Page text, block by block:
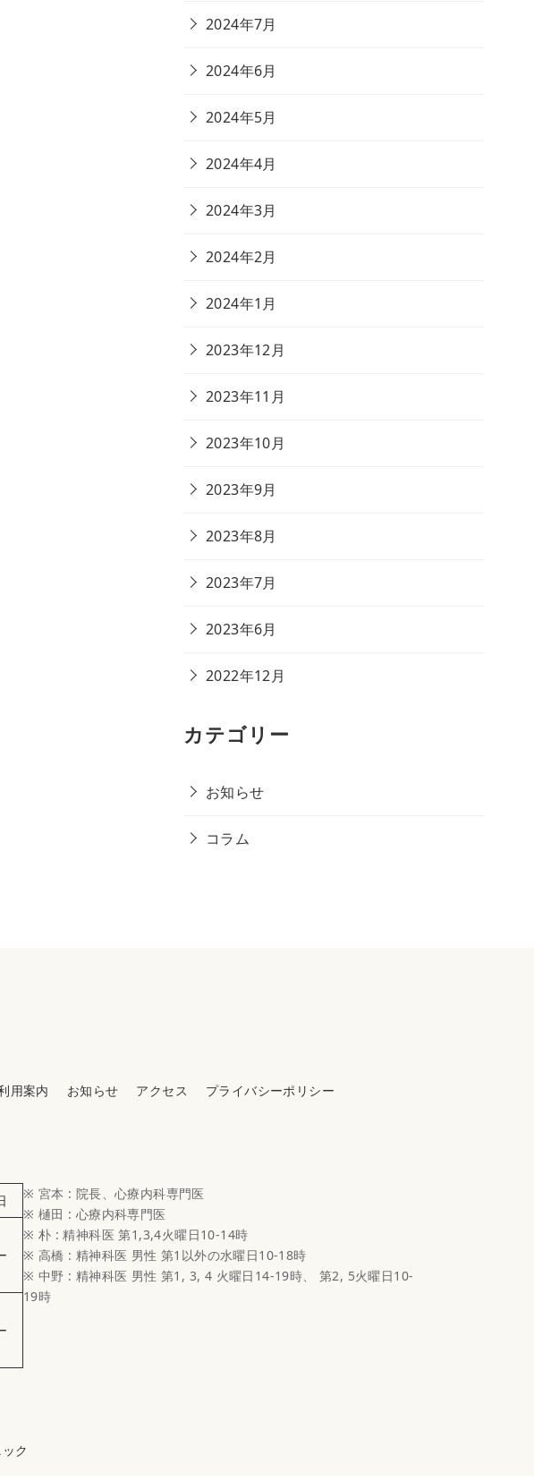
2024年7月
2024年6月
2024年5月
2024年4月
2024年3月
2024年2月
2024年1月
2023年12月
2023年11月
2023年10月
2023年9月
2023年8月
2023年7月
2023年6月
2022年12月
カテゴリー
お知らせ
コラム
用案内 お知らせ アクセス プライバシーポリシー
※ 宮本 : 院長、心療内科専門医
※ 樋田 : 心療内科専門医
※ 朴 : 精神科医 第1,3,4火曜日10-14時
※ 高橋 : 精神科医 男性 第1以外の水曜日10-18時
※ 中野 : 精神科医 男性 第1, 3, 4 火曜日14-19時、 第2, 5火曜日10-
19時
ク